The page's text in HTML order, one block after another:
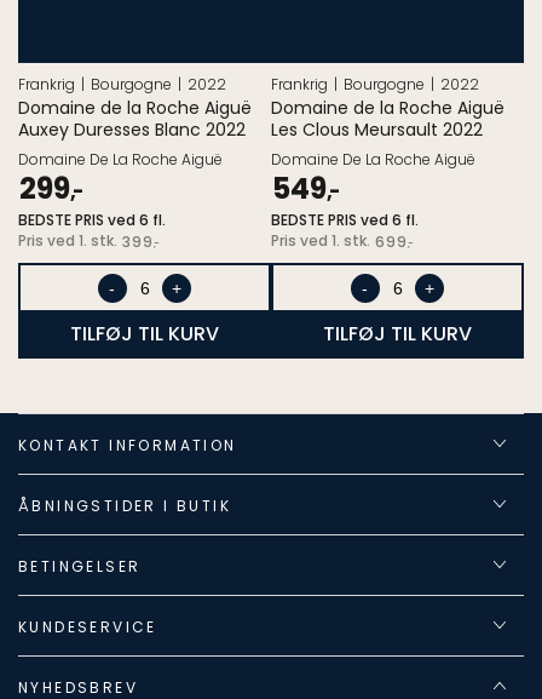
Frankrig Bourgogne 2022
Domaine de la Roche Aiguë
Auxey Duresses Blanc 2022
Domaine De La Roche Aiguë
299,-
BEDSTE PRIS ved 6 fl.
Pris ved 1. stk. Pris
ved
1.
stk.
399,-
- +
TILFØJ TIL KURV
Frankrig Bourgogne 2022
Domaine de la Roche Aiguë
Les Clous Meursault 2022
Domaine De La Roche Aiguë
549,-
BEDSTE PRIS ved 6 fl.
Pris ved 1. stk. Pris
ved
1.
stk.
699,-
- +
TILFØJ TIL KURV
KONTAKT INFORMATION
ÅBNINGSTIDER I BUTIK
BETINGELSER
KUNDESERVICE
NYHEDSBREV